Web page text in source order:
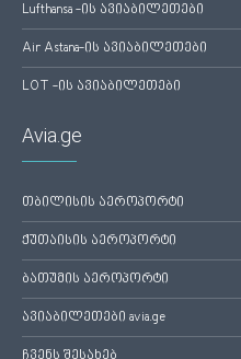
Lufthansa -ის ავიაბილეთები
Air Astana-ის ავიაბილეთები
LOT -ის ავიაბილეთები
Avia.ge
თბილისის აეროპორტი
ქუთაისის აეროპორტი
ბათუმის აეროპორტი
ავიაბილეთები avia.ge